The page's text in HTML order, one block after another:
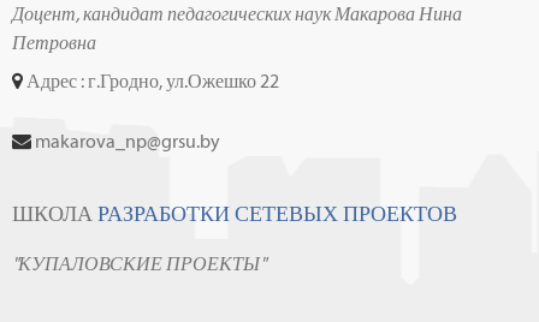
Доцент, кандидат педагогических наук Макарова Нина
Петровна
Адрес : г.Гродно, ул.Ожешко 22
makarova_np@grsu.by
ШКОЛА РАЗРАБОТКИ СЕТЕВЫХ ПРОЕКТОВ
"КУПАЛОВСКИЕ ПРОЕКТЫ"